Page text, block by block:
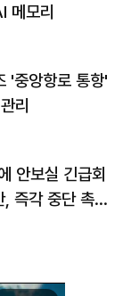
메모리
'중앙항로 통항'
리
안보실 긴급회
즉각 중단 촉